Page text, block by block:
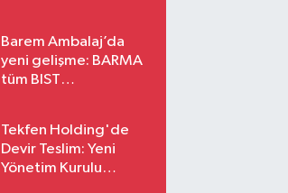
Barem Ambalaj’da
yeni gelişme: BARMA
tüm BIST
Tekfen Holding'de
Devir Teslim: Yeni
Yönetim Kurulu